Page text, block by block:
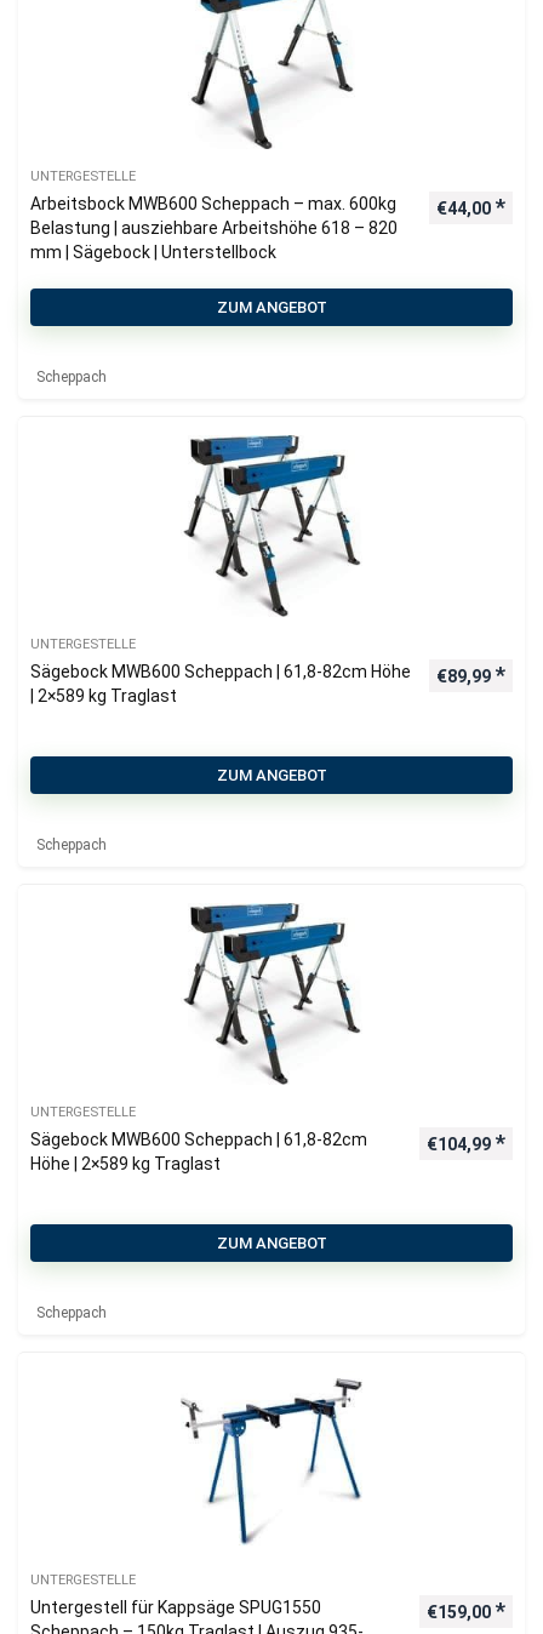
UNTERGESTELLE
Arbeitsbock MWB600 Scheppach – max. 600kg
Belastung | ausziehbare Arbeitshöhe 618 – 820
mm | Sägebock | Unterstellbock
€44,00
ZUM ANGEBOT
Scheppach
UNTERGESTELLE
Sägebock MWB600 Scheppach | 61,8-82cm Höhe
| 2×589 kg Traglast
€89,99
ZUM ANGEBOT
Scheppach
UNTERGESTELLE
Sägebock MWB600 Scheppach | 61,8-82cm
Höhe | 2×589 kg Traglast
€104,99
ZUM ANGEBOT
Scheppach
UNTERGESTELLE
Untergestell für Kappsäge SPUG1550
€159,00